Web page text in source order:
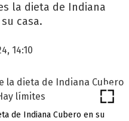
la dieta de Indiana
casa.
14:10
de Indiana Cubero en su